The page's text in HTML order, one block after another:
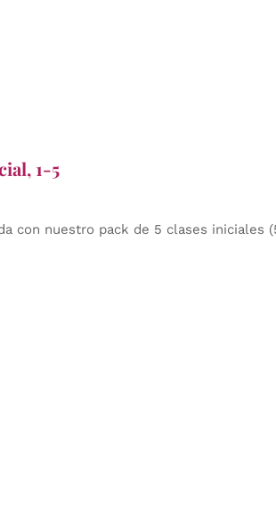
1-5
con nuestro pack de 5 clases iniciales